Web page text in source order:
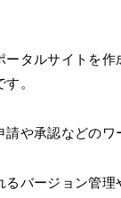
タルサイトを
。
や承認などのワ
バージョン管